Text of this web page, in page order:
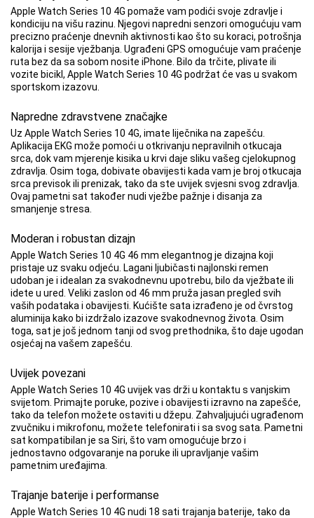
Apple Watch Series 10 4G pomaže vam podići svoje zdravlje i
kondiciju na višu razinu. Njegovi napredni senzori omogućuju vam
precizno praćenje dnevnih aktivnosti kao što su koraci, potrošnja
kalorija i sesije vježbanja. Ugrađeni GPS omogućuje vam praćenje
ruta bez da sa sobom nosite iPhone. Bilo da trčite, plivate ili
vozite bicikl, Apple Watch Series 10 4G podržat će vas u svakom
sportskom izazovu.
Napredne zdravstvene značajke
Uz Apple Watch Series 10 4G, imate liječnika na zapešću.
Aplikacija EKG može pomoći u otkrivanju nepravilnih otkucaja
srca, dok vam mjerenje kisika u krvi daje sliku vašeg cjelokupnog
zdravlja. Osim toga, dobivate obavijesti kada vam je broj otkucaja
srca previsok ili prenizak, tako da ste uvijek svjesni svog zdravlja.
Ovaj pametni sat također nudi vježbe pažnje i disanja za
smanjenje stresa.
Moderan i robustan dizajn
Apple Watch Series 10 4G 46 mm elegantnog je dizajna koji
pristaje uz svaku odjeću. Lagani ljubičasti najlonski remen
udoban je i idealan za svakodnevnu upotrebu, bilo da vježbate ili
idete u ured. Veliki zaslon od 46 mm pruža jasan pregled svih
vaših podataka i obavijesti. Kućište sata izrađeno je od čvrstog
aluminija kako bi izdržalo izazove svakodnevnog života. Osim
toga, sat je još jednom tanji od svog prethodnika, što daje ugodan
osjećaj na vašem zapešću.
Uvijek povezani
Apple Watch Series 10 4G uvijek vas drži u kontaktu s vanjskim
svijetom. Primajte poruke, pozive i obavijesti izravno na zapešće,
tako da telefon možete ostaviti u džepu. Zahvaljujući ugrađenom
zvučniku i mikrofonu, možete telefonirati i sa svog sata. Pametni
sat kompatibilan je sa Siri, što vam omogućuje brzo i
jednostavno odgovaranje na poruke ili upravljanje vašim
pametnim uređajima.
Trajanje baterije i performanse
Apple Watch Series 10 4G nudi 18 sati trajanja baterije, tako da